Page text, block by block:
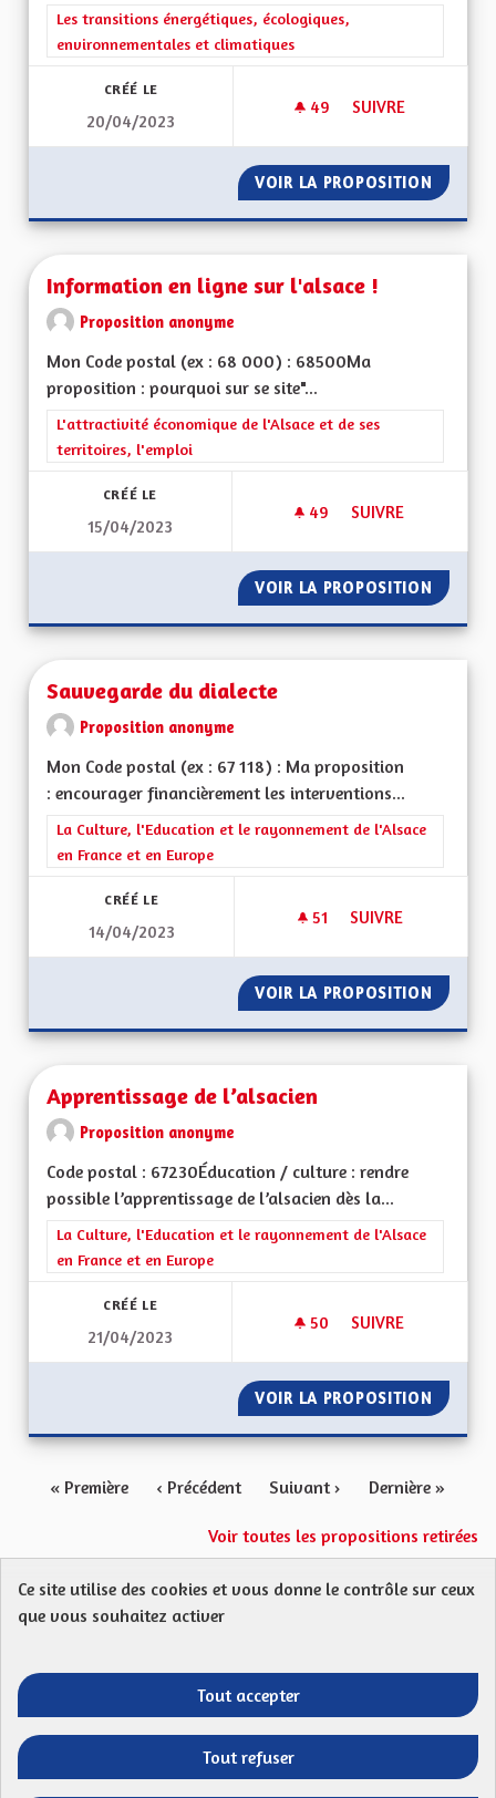
Filtrer les résultats de la catégorie : Les transitions
Les transitions énergétiques, écologiques,
environnementales et climatiques
CRÉÉ LE
20/04/2023
49 49 ABONNÉS
SUIVRE
VOIR LA PROPOSITION
Information en ligne sur l'alsace !
Proposition anonyme
Mon Code postal (ex : 68 000) : 68500Ma
proposition : pourquoi sur se site"...
Filtrer les résultats de la catégorie : L'attractivité
L'attractivité économique de l'Alsace et de ses
territoires, l'emploi
CRÉÉ LE
15/04/2023
49 49 ABONNÉS
SUIVRE
VOIR LA PROPOSITION
Sauvegarde du dialecte
Proposition anonyme
Mon Code postal (ex : 67 118) : Ma proposition
: encourager financièrement les interventions...
Filtrer les résultats de la catégorie : La Culture, l'Education et
La Culture, l'Education et le rayonnement de l'Alsace
en France et en Europe
CRÉÉ LE
14/04/2023
51 51 ABONNÉS
SUIVRE
VOIR LA PROPOSITION
Apprentissage de l’alsacien
Proposition anonyme
Code postal : 67230Éducation / culture : rendre
possible l’apprentissage de l’alsacien dès la...
Filtrer les résultats de la catégorie : La Culture, l'Education et
La Culture, l'Education et le rayonnement de l'Alsace
en France et en Europe
CRÉÉ LE
21/04/2023
50 50 ABONNÉS
SUIVRE
VOIR LA PROPOSITION
« Première ‹ Précédent Suivant › Dernière »
Voir toutes les propositions retirées
Protection des Données
Télécharger les fichiers Open Data
Entre vos mains - Collectivité
Entre vos mains - Collectivité
Entre vos mains - Collectivité
Entre vos mains -
Ce site utilise des cookies et vous donne le contrôle sur ceux
que vous souhaitez activer
Tout accepter
Tout refuser